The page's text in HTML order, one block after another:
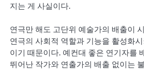
지는 게 사실이다.
연극만 해도 고단위 예술가의 배출이
연극의 사회적 역할과 기능을 활성화
이기 때문이다. 예컨대 좋은 연기자를
뛰어난 작가와 연출가의 배출 없이는